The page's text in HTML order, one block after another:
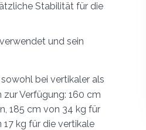
Stabilität für die
verwendet und sein
sowohl bei vertikaler als
Verfügung: 160 cm
185 cm von 34 kg für
kg für die vertikale